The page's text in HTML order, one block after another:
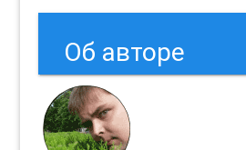
Об авторе